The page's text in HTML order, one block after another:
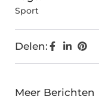
Sport
Delen:
Meer Berichten